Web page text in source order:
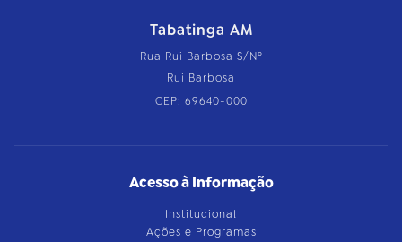
Tabatinga AM
Rua Rui Barbosa S/Nº
Rui Barbosa
CEP: 69640-000
Acesso à Informação
Institucional
Ações e Programas